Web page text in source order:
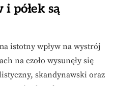
i półek są
istotny wpływ na wystrój
na czoło wysunęły się
skandynawski oraz